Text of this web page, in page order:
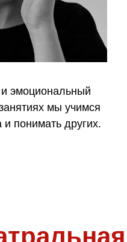
и эмоциональный
мы учимся
и понимать других.